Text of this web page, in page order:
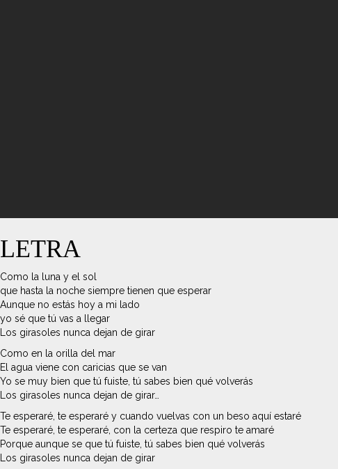
LETRA
Como la luna y el sol
que hasta la noche siempre tienen que esperar
Aunque no estás hoy a mi lado
yo sé que tú vas a llegar
Los girasoles nunca dejan de girar
Como en la orilla del mar
El agua viene con caricias que se van
Yo se muy bien que tú fuiste, tú sabes bien qué volverás
Los girasoles nunca dejan de girar…
Te esperaré, te esperaré y cuando vuelvas con un beso aquí estaré
Te esperaré, te esperaré, con la certeza que respiro te amaré
Porque aunque se que tú fuiste, tú sabes bien qué volverás
Los girasoles nunca dejan de girar